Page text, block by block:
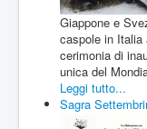
Giappone e
caspole in Italia
cerimonia di
unica del
Leggi tutto...
Sagra